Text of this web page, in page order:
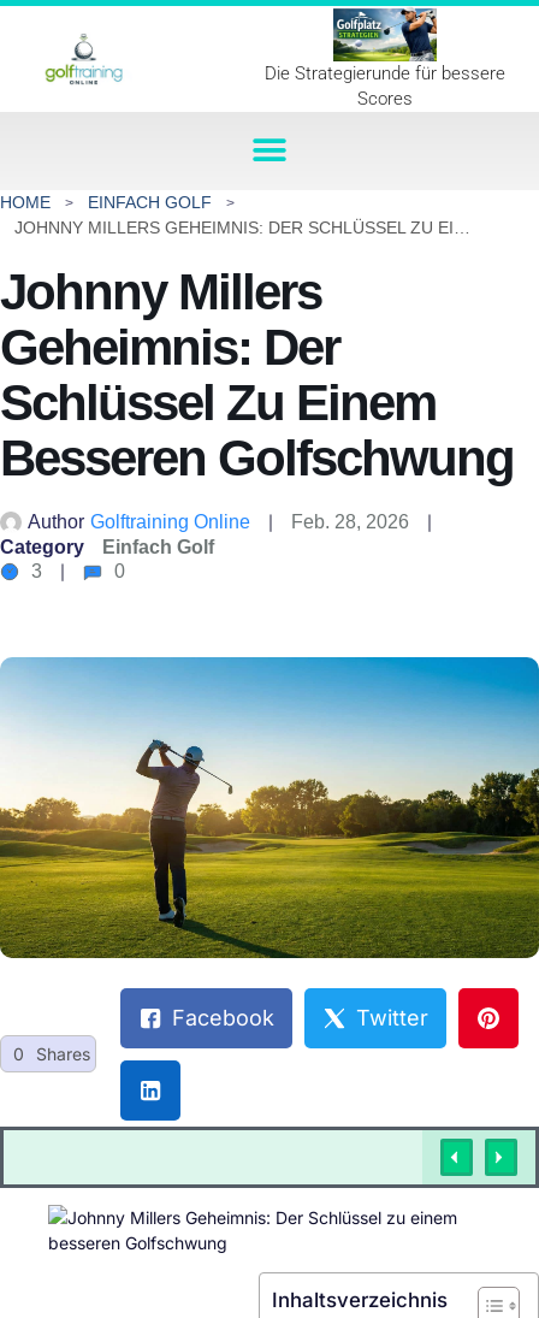
Die Strategierunde für bessere
Scores
HOME
EINFACH GOLF
Johnny Millers
Geheimnis: Der
Schlüssel Zu Einem
Besseren Golfschwung
Author Golftraining Online
Feb. 28, 2026
Category
Einfach Golf
3
0
0 Shares
Facebook Twitter
Inhaltsverzeichnis